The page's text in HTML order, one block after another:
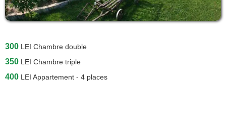
300 LEI Chambre double
350 LEI Chambre triple
400 LEI Appartement - 4 places